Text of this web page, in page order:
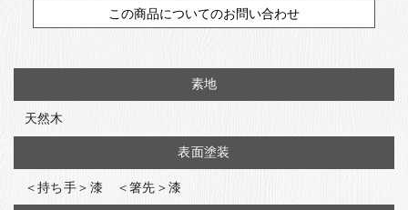
この商品についてのお問い合わせ
素地
天然木
表面塗装
＜持ち手＞漆 ＜箸先＞漆